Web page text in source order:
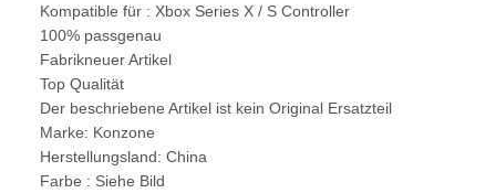
Kompatible für : Xbox Series X / S Controller
100% passgenau
Fabrikneuer Artikel
Top Qualität
Der beschriebene Artikel ist kein Original Ersatzteil
Marke: Konzone
Herstellungsland: China
Farbe : Siehe Bild